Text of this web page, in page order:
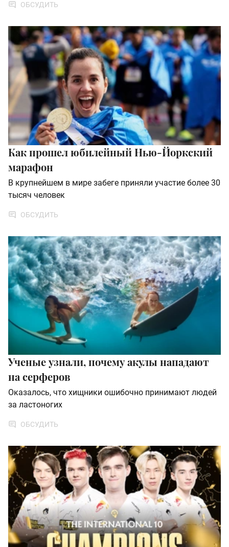
ОБСУДИТЬ
Как прошел юбилейный Нью-Йоркский
марафон
В крупнейшем в мире забеге приняли участие более 30
тысяч человек
ОБСУДИТЬ
Ученые узнали, почему акулы нападают
на серферов
Оказалось, что хищники ошибочно принимают людей
за ластоногих
ОБСУДИТЬ